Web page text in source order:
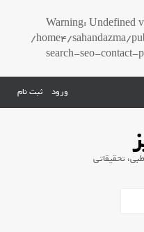
Warning: Undefined
/home4/sahandazma/
search-seo-
ورود ثبت نام
تحقیقاتی